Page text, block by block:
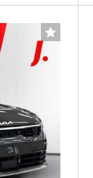
SUOSIKKI